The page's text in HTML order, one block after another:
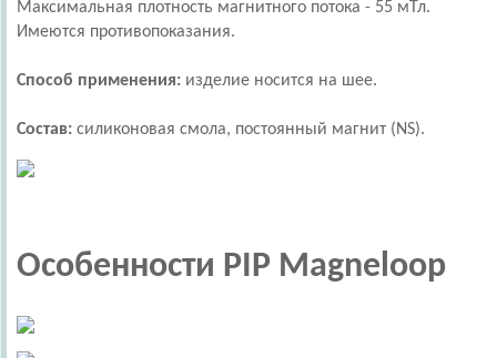
Максимальная плотность магнитного потока - 55 мТл.
Имеются противопоказания.
Способ применения: изделие носится на шее.
Состав: силиконовая смола, постоянный магнит (NS).
Особенности PIP Magneloop